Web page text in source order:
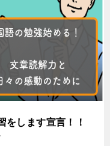
をします宣言！！